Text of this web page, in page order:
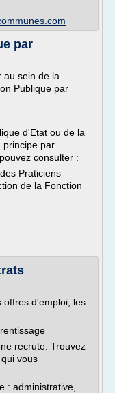
par
sein de la
Publique par
d'Etat ou de la
principe par
consulter :
Praticiens
de la Fonction
d'emploi, les
recrute. Trouvez
vous
: administrative,